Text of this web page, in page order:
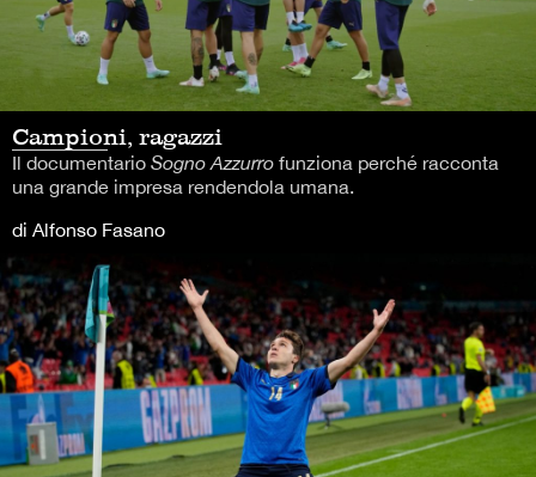
Campioni, ragazzi
Il documentario Sogno Azzurro funziona perché racconta
una grande impresa rendendola umana.
di Alfonso Fasano